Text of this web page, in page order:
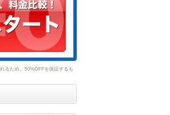
るため、50%OFFを保証するも